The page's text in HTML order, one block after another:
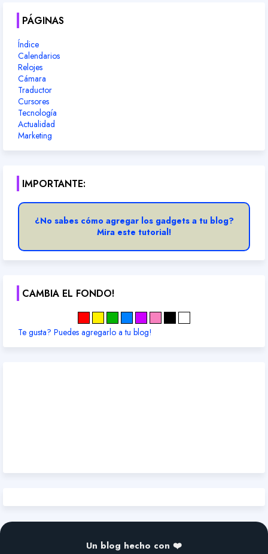
PÁGINAS
Índice
Calendarios
Relojes
Cámara
Traductor
Cursores
Tecnología
Actualidad
Marketing
IMPORTANTE:
¿No sabes cómo agregar los gadgets a tu blog?
Mira este tutorial!
CAMBIA EL FONDO!
Te gusta? Puedes agregarlo a tu blog!
Un blog hecho con ❤️